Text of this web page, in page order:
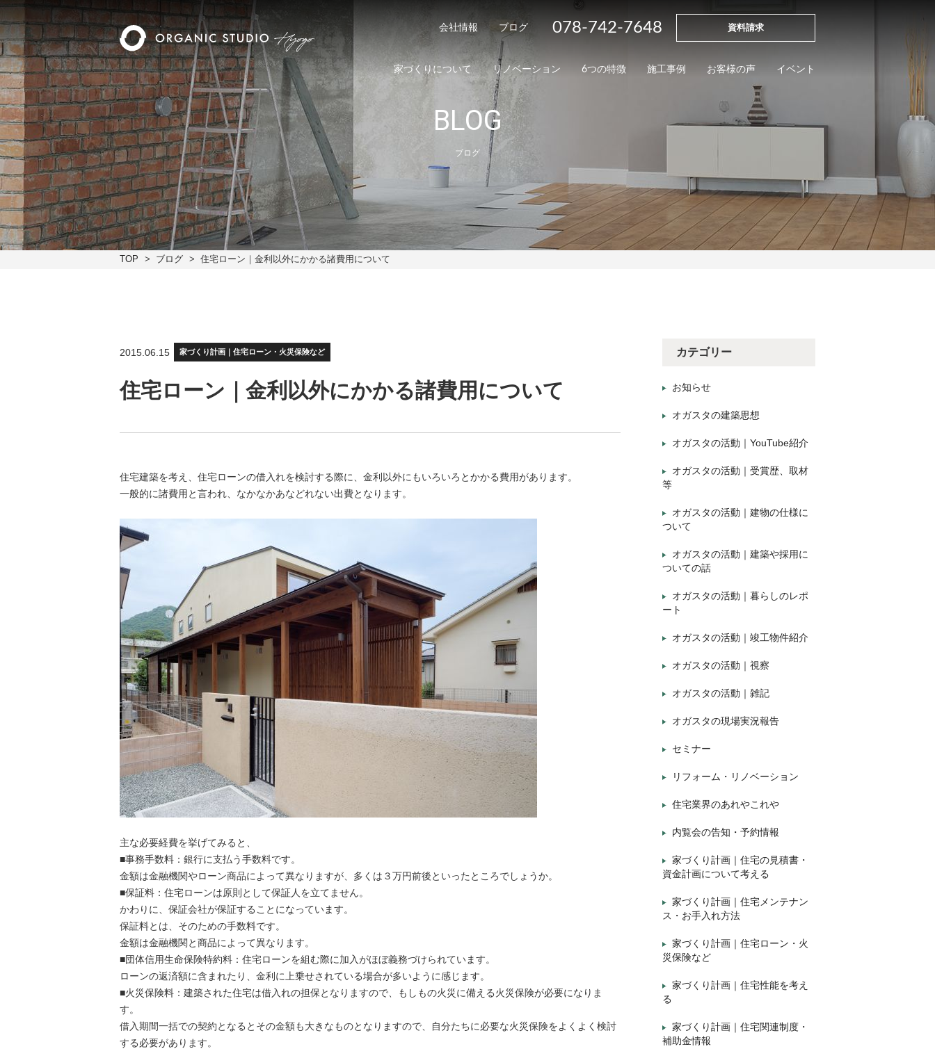
会社情報 ブログ 078-742-7648 資料請求
家づくりについて リノベーション 6つの特徴 施工事例 お客様の声 イベント
BLOG
ブログ
TOP ブログ 住宅ローン｜金利以外にかかる諸費用について
2015.06.15 家づくり計画｜住宅ローン・火災保険など
住宅ローン｜金利以外にかかる諸費用について
住宅建築を考え、住宅ローンの借入れを検討する際に、金利以外にもいろいろとかかる費用があります。
一般的に諸費用と言われ、なかなかあなどれない出費となります。
主な必要経費を挙げてみると、
■事務手数料：銀行に支払う手数料です。
金額は金融機関やローン商品によって異なりますが、多くは３万円前後といったところでしょうか。
■保証料：住宅ローンは原則として保証人を立てません。
かわりに、保証会社が保証することになっています。
保証料とは、そのための手数料です。
金額は金融機関と商品によって異なります。
■団体信用生命保険特約料：住宅ローンを組む際に加入がほぼ義務づけられています。
ローンの返済額に含まれたり、金利に上乗せされている場合が多いように感じます。
■火災保険料：建築された住宅は借入れの担保となりますので、もしもの火災に備える火災保険が必要になりま
す。
借入期間一括での契約となるとその金額も大きなものとなりますので、自分たちに必要な火災保険をよくよく検討
する必要があります。
カテゴリー
お知らせ
オガスタの建築思想
オガスタの活動｜YouTube紹介
オガスタの活動｜受賞歴、取材
等
オガスタの活動｜建物の仕様に
ついて
オガスタの活動｜建築や採用に
ついての話
オガスタの活動｜暮らしのレポ
ート
オガスタの活動｜竣工物件紹介
オガスタの活動｜視察
オガスタの活動｜雑記
オガスタの現場実況報告
セミナー
リフォーム・リノベーション
住宅業界のあれやこれや
内覧会の告知・予約情報
家づくり計画｜住宅の見積書・
資金計画について考える
家づくり計画｜住宅メンテナン
ス・お手入れ方法
家づくり計画｜住宅ローン・火
災保険など
家づくり計画｜住宅性能を考え
る
家づくり計画｜住宅関連制度・
補助金情報